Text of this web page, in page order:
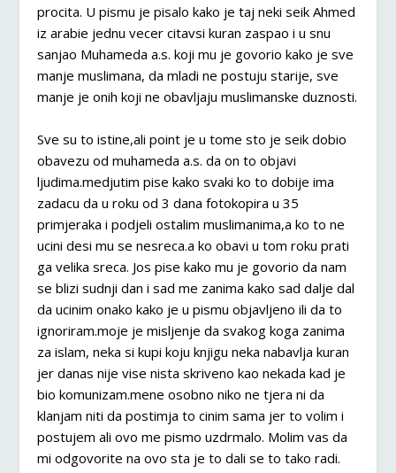
procita. U pismu je pisalo kako je taj neki seik Ahmed
iz arabie jednu vecer citavsi kuran zaspao i u snu
sanjao Muhameda a.s. koji mu je govorio kako je sve
manje muslimana, da mladi ne postuju starije, sve
manje je onih koji ne obavljaju muslimanske duznosti.
Sve su to istine,ali point je u tome sto je seik dobio
obavezu od muhameda a.s. da on to objavi
ljudima.medjutim pise kako svaki ko to dobije ima
zadacu da u roku od 3 dana fotokopira u 35
primjeraka i podjeli ostalim muslimanima,a ko to ne
ucini desi mu se nesreca.a ko obavi u tom roku prati
ga velika sreca. Jos pise kako mu je govorio da nam
se blizi sudnji dan i sad me zanima kako sad dalje dal
da ucinim onako kako je u pismu objavljeno ili da to
ignoriram.moje je misljenje da svakog koga zanima
za islam, neka si kupi koju knjigu neka nabavlja kuran
jer danas nije vise nista skriveno kao nekada kad je
bio komunizam.mene osobno niko ne tjera ni da
klanjam niti da postimja to cinim sama jer to volim i
postujem ali ovo me pismo uzdrmalo. Molim vas da
mi odgovorite na ovo sta je to dali se to tako radi.